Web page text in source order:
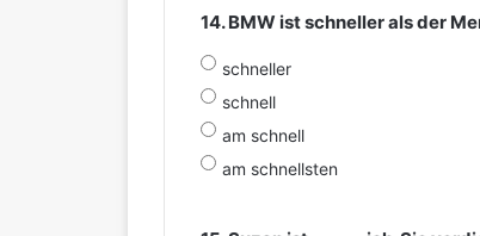
14. BMW ist schneller als der
schneller
schnell
am schnell
am schnellsten